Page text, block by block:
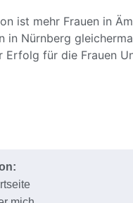
ist mehr Frauen in
in Nürnberg
für die Frauen